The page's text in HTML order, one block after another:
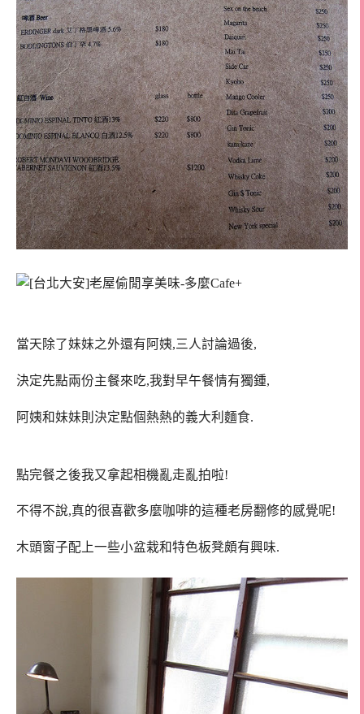
當天除了妹妹之外還有阿姨,三人討論過後,
決定先點兩份主餐來吃,我對早午餐情有獨鍾,
阿姨和妹妹則決定點個熱熱的義大利麵食.
點完餐之後我又拿起相機亂走亂拍啦!
不得不說,真的很喜歡多麼咖啡的這種老房翻修的感覺呢!
木頭窗子配上一些小盆栽和特色板凳頗有興味.